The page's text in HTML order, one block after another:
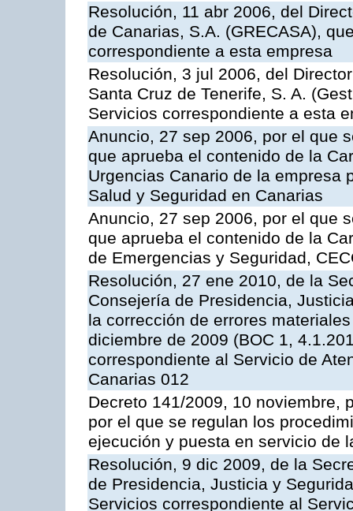
Resolución, 11 abr 2006, del
de Canarias, S.A. (GRECASA),
correspondiente a esta empresa
Resolución, 3 jul 2006, del
Santa Cruz de Tenerife, S. A.
Servicios correspondiente a esta
Anuncio, 27 sep 2006, por el que
que aprueba el contenido de la
Urgencias Canario de la empresa
Salud y Seguridad en Canarias
Anuncio, 27 sep 2006, por el que
que aprueba el contenido de la
de Emergencias y Seguridad,
Resolución, 27 ene 2010, de la
Consejería de Presidencia,
la corrección de errores
diciembre de 2009 (BOC 1,
correspondiente al Servicio de
Canarias 012
Decreto 141/2009, 10 noviembre,
por el que se regulan los
ejecución y puesta en servicio de
Resolución, 9 dic 2009, de la
de Presidencia, Justicia y
Servicios correspondiente al